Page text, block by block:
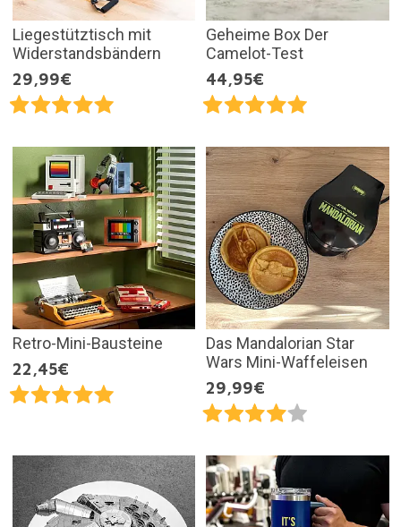
Liegestütztisch mit
Widerstandsbändern
29,99€
Geheime Box Der
Camelot-Test
44,95€
Retro-Mini-Bausteine
22,45€
Das Mandalorian Star
Wars Mini-Waffeleisen
29,99€